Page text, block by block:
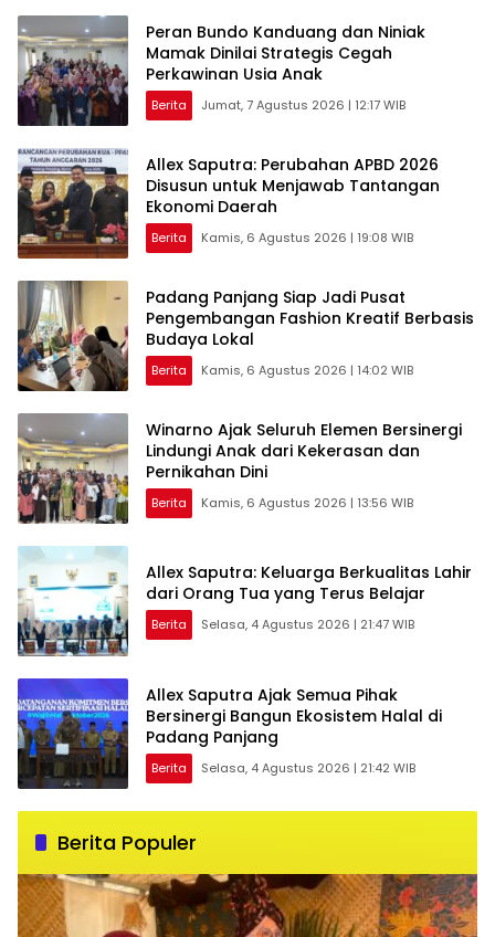
Peran Bundo Kanduang dan Niniak
Mamak Dinilai Strategis Cegah
Perkawinan Usia Anak
Berita Jumat, 7 Agustus 2026 | 12:17 WIB
Allex Saputra: Perubahan APBD 2026
Disusun untuk Menjawab Tantangan
Ekonomi Daerah
Berita Kamis, 6 Agustus 2026 | 19:08 WIB
Padang Panjang Siap Jadi Pusat
Pengembangan Fashion Kreatif Berbasis
Budaya Lokal
Berita Kamis, 6 Agustus 2026 | 14:02 WIB
Winarno Ajak Seluruh Elemen Bersinergi
Lindungi Anak dari Kekerasan dan
Pernikahan Dini
Berita Kamis, 6 Agustus 2026 | 13:56 WIB
Allex Saputra: Keluarga Berkualitas Lahir
dari Orang Tua yang Terus Belajar
Berita Selasa, 4 Agustus 2026 | 21:47 WIB
Allex Saputra Ajak Semua Pihak
Bersinergi Bangun Ekosistem Halal di
Padang Panjang
Berita Selasa, 4 Agustus 2026 | 21:42 WIB
Berita Populer